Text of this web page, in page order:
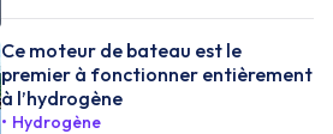
Ce moteur de bateau est le
premier à fonctionner entièrement
à l’hydrogène
Hydrogène